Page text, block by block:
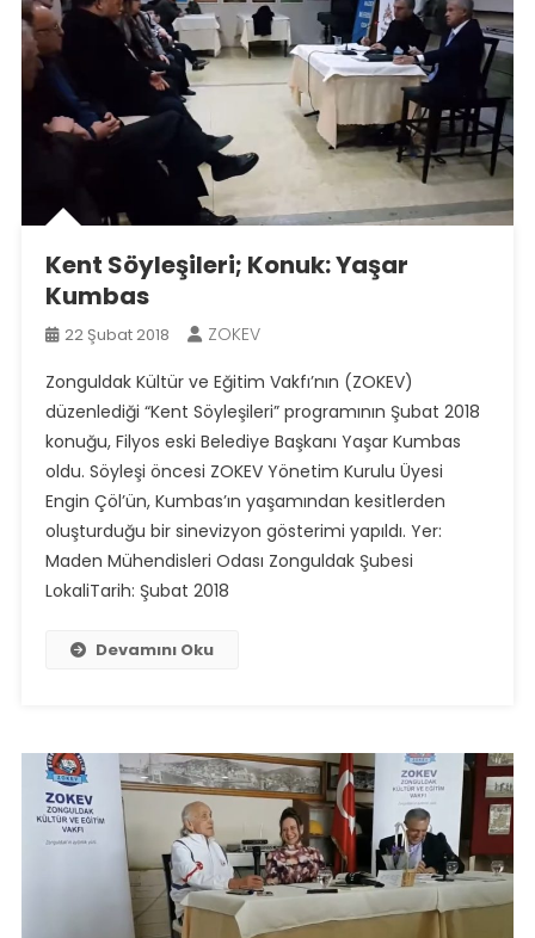
Kent Söyleşileri; Konuk: Yaşar
Kumbas
22 Şubat 2018
ZOKEV
Zonguldak Kültür ve Eğitim Vakfı’nın (ZOKEV)
düzenlediği “Kent Söyleşileri” programının Şubat 2018
konuğu, Filyos eski Belediye Başkanı Yaşar Kumbas
oldu. Söyleşi öncesi ZOKEV Yönetim Kurulu Üyesi
Engin Çöl’ün, Kumbas’ın yaşamından kesitlerden
oluşturduğu bir sinevizyon gösterimi yapıldı. Yer:
Maden Mühendisleri Odası Zonguldak Şubesi
LokaliTarih: Şubat 2018
Devamını Oku